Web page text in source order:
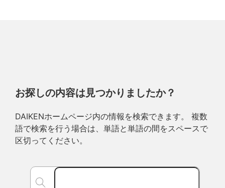
お探しの内容は見つかりましたか？
DAIKENホームページ内の情報を検索できます。 複数
語で検索を行う場合は、単語と単語の間をスペースで
区切ってください。